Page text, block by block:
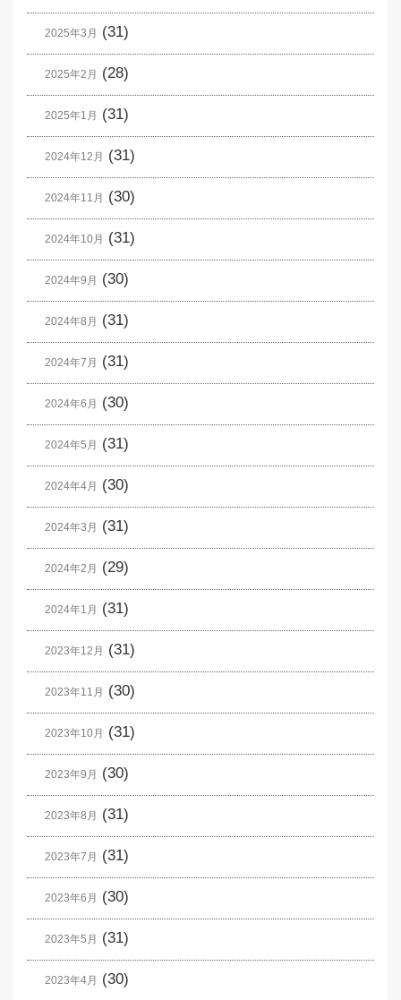
2025年3月 (31)
2025年2月 (28)
2025年1月 (31)
2024年12月 (31)
2024年11月 (30)
2024年10月 (31)
2024年9月 (30)
2024年8月 (31)
2024年7月 (31)
2024年6月 (30)
2024年5月 (31)
2024年4月 (30)
2024年3月 (31)
2024年2月 (29)
2024年1月 (31)
2023年12月 (31)
2023年11月 (30)
2023年10月 (31)
2023年9月 (30)
2023年8月 (31)
2023年7月 (31)
2023年6月 (30)
2023年5月 (31)
2023年4月 (30)